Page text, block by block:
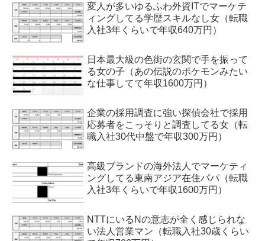
変人が多いゆるふわ外資ITでマーケテ
ィングしてる学歴スキルなし女（転職
入社3年くらいで年収640万円）
日本最大級の色街の玄関で手を振って
る女の子（あの伝説のポケモンみたい
な仕事してて年収1600万円）
企業の採用調査に強い探偵会社で採用
応募者をこっそりと調査してる女（転
職入社30代中盤で年収300万円）
高級ブランドの海外法人でマーケティ
ングしてる東南アジア在住パパ（転職
入社3年くらいで年収1600万円）
NTTにいるNの意志が全く感じられな
い法人営業マン（転職入社30歳くらい